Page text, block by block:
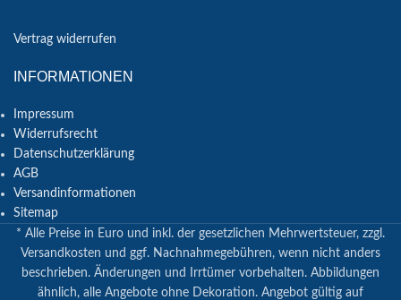
Vertrag widerrufen
INFORMATIONEN
Impressum
Widerrufsrecht
Datenschutzerklärung
AGB
Versandinformationen
Sitemap
* Alle Preise in Euro und inkl. der gesetzlichen Mehrwertsteuer, zzgl.
Versandkosten und ggf. Nachnahmegebühren, wenn nicht anders
beschrieben. Änderungen und Irrtümer vorbehalten. Abbildungen
ähnlich, alle Angebote ohne Dekoration. Angebot gültig auf